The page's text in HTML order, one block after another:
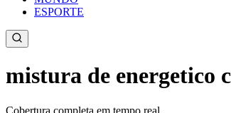
ESPORTE
mistura de energetico
Cobertura completa em tempo real